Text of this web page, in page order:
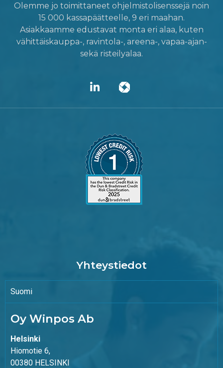
Olemme jo toimittaneet ohjelmistolisenssejä noin
15 000 kassapäätteelle, 9 eri maahan.
Asiakkaamme edustavat monta eri alaa, kuten
vähittäiskauppa-, ravintola-, areena-, vapaa-ajan-
sekä risteilyalaa.
Yhteystiedot
Suomi
Oy Winpos Ab
Helsinki
Hiomotie 6,
00380 HELSINKI